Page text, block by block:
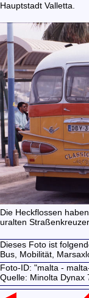
Hauptstadt Valletta.
Die Heckflossen
uralten
Dieses Foto ist
Bus, Mobilität,
Foto-ID: "malta -
Quelle: Minolta Dynax